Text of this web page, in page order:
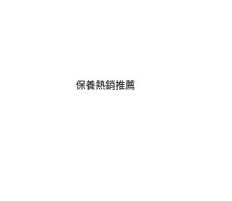
保養熱銷推薦